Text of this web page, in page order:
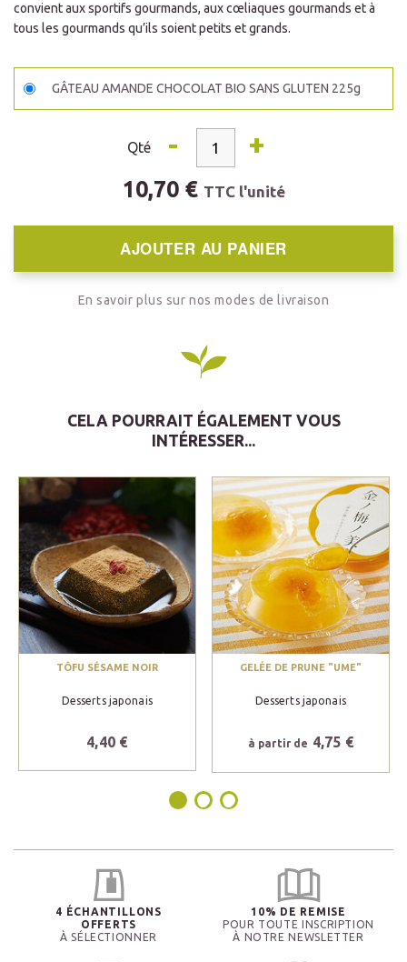
convient aux sportifs gourmands, aux cœliaques gourmands et à
tous les gourmands qu’ils soient petits et grands.
GÂTEAU AMANDE CHOCOLAT BIO SANS GLUTEN 225g
Qté - +
10,70 € TTC l'unité
AJOUTER AU PANIER
En savoir plus sur nos modes de livraison
CELA POURRAIT ÉGALEMENT VOUS
INTÉRESSER...
TÔFU SÉSAME NOIR
Desserts japonais
4,40 €
GELÉE DE PRUNE "UME"
Desserts japonais
à partir de 4,75 €
4 ÉCHANTILLONS
OFFERTS
À SÉLECTIONNER
10% DE REMISE
POUR TOUTE INSCRIPTION
À NOTRE NEWSLETTER